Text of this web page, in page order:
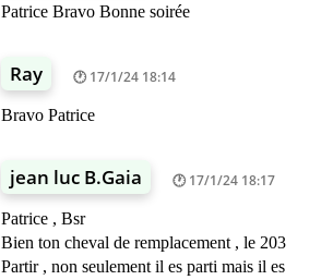
Patrice Bravo Bonne soirée
Ray 17/1/24 18:14
Bravo Patrice
jean luc B.Gaia 17/1/24 18:17
Patrice , Bsr
Bien ton cheval de remplacement , le 203
Partir , non seulement il es parti mais il es